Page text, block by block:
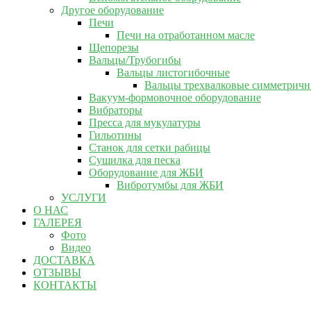
Другое оборудование
Печи
Печи на отработанном масле
Щепорезы
Вальцы/Трубогибы
Вальцы листогибочные
Вальцы трехвалковые
Вакуум-формовочное оборудование
Вибраторы
Пресса для мукулатуры
Гильотины
Станок для сетки рабицы
Сушилка для песка
Оборудование для ЖБИ
Вибротумбы для ЖБИ
УСЛУГИ
О НАС
ГАЛЕРЕЯ
Фото
Видео
ДОСТАВКА
ОТЗЫВЫ
КОНТАКТЫ